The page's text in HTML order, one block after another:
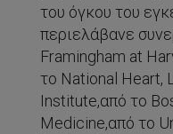
του όγκου του
περιελάβανε
Framingham at
το National Heart,
Institute,από το
Medicine,από το